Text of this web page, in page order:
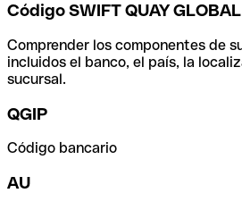
Código SWIFT QUAY
Comprender los componentes de
incluidos el banco, el país, la
sucursal.
QGIP
Código bancario
AU